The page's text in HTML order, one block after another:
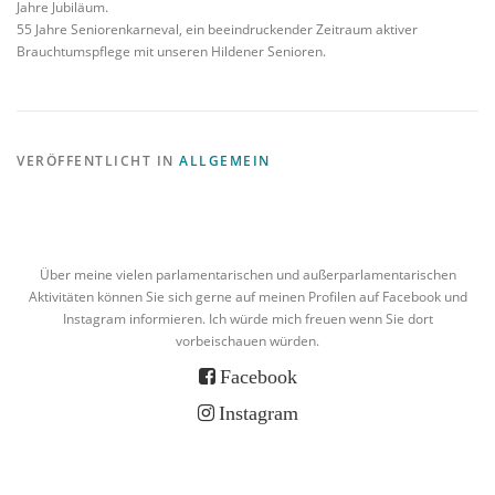
Jahre Jubiläum.
55 Jahre Seniorenkarneval, ein beeindruckender Zeitraum aktiver
Brauchtumspflege mit unseren Hildener Senioren.
VERÖFFENTLICHT IN ALLGEMEIN
Über meine vielen parlamentarischen und außerparlamentarischen
Aktivitäten können Sie sich gerne auf meinen Profilen auf Facebook und
Instagram informieren. Ich würde mich freuen wenn Sie dort
vorbeischauen würden.
Facebook
Instagram